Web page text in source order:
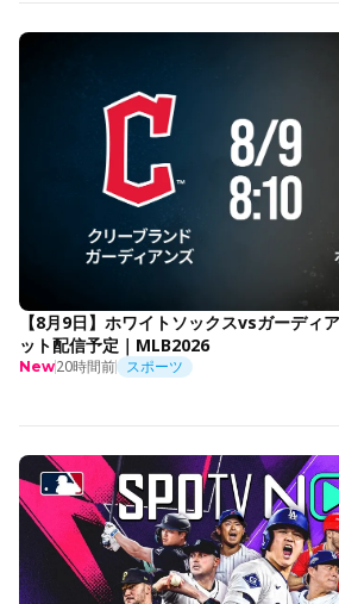
【8月9日】ホワイトソックスvsガーディ
ット配信予定｜MLB2026
New20時間前 スポーツ